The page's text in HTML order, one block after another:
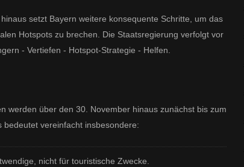
setzt Bayern weitere konsequente Schritte, um das
Hotspots zu brechen. Die Staatsregierung verfolgt vor
- Vertiefen - Hotspot-Strategie - Helfen.
werden über den 30. November hinaus zunächst bis zum
vereinfacht insbesondere:
nicht für touristische Zwecke.